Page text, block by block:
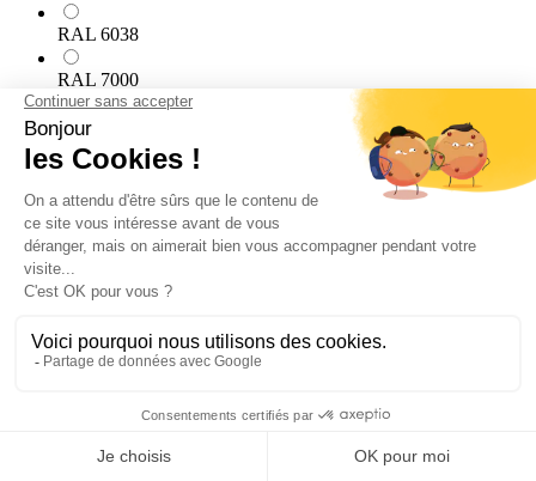
RAL 6038
RAL 7000
RAL 7001
RAL 7002
RAL 7003
RAL 7004
RAL 7005
RAL 7006